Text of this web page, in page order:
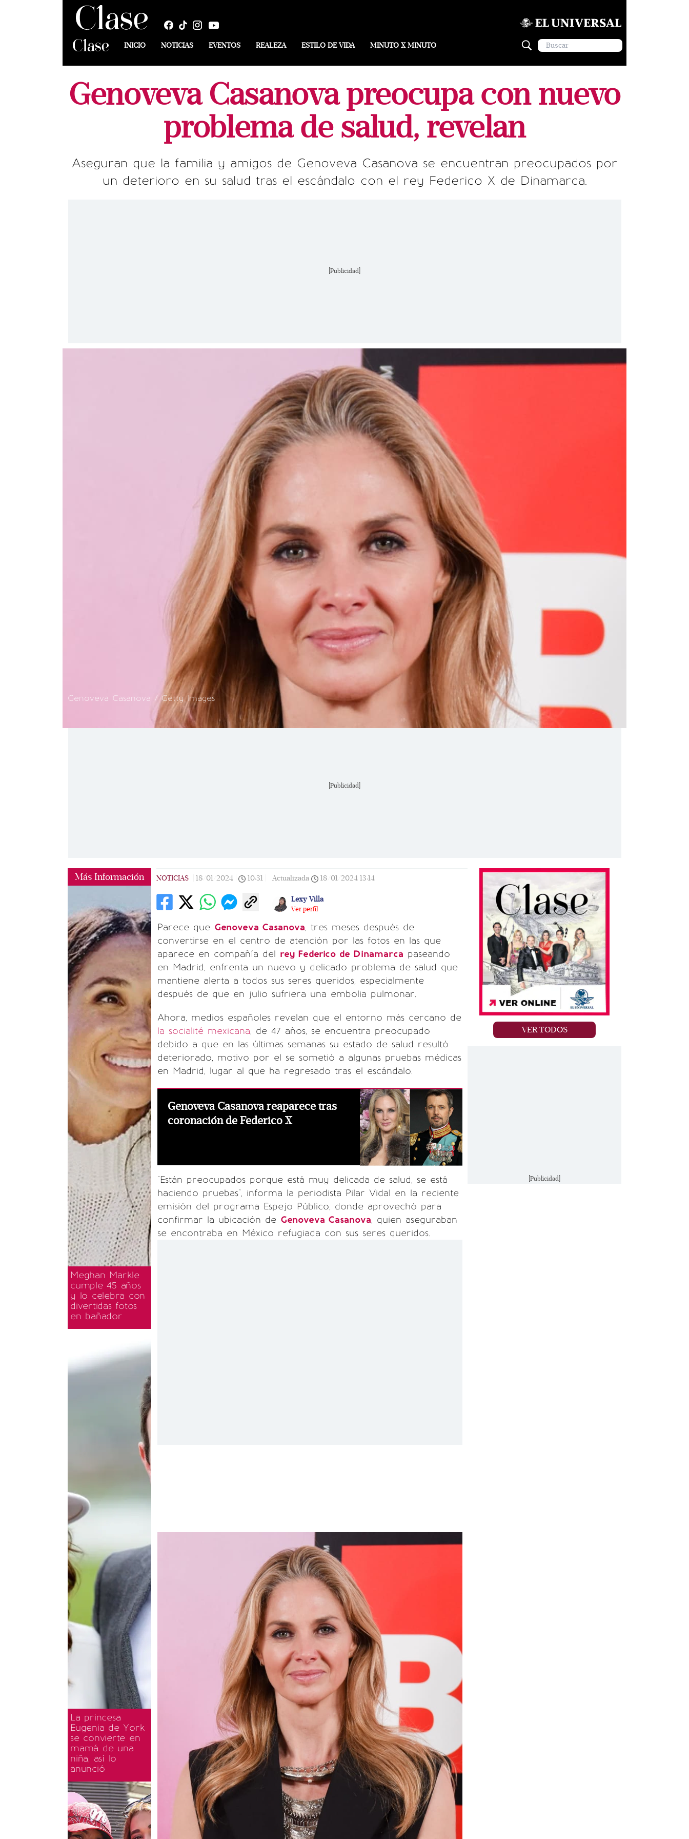
INICIO NOTICIAS EVENTOS REALEZA ESTILO DE VIDA MINUTO X MINUTO
Genoveva Casanova preocupa con nuevo
problema de salud, revelan
Aseguran que la familia y amigos de Genoveva Casanova se encuentran preocupados por
un deterioro en su salud tras el escándalo con el rey Federico X de Dinamarca.
[Publicidad]
Genoveva Casanova / Getty Images
[Publicidad]
Más Información
Meghan Markle
cumple 45 años
y lo celebra con
divertidas fotos
en bañador
La princesa
Eugenia de York
se convierte en
mamá de una
niña, así lo
anunció
NOTICIAS 18/01/2024 10:31 Actualizada 18/01/2024 13:14
Lexy Villa
Ver perfil
Parece que Genoveva Casanova, tres meses después de
convertirse en el centro de atención por las fotos en las que
aparece en compañía del rey Federico de Dinamarca paseando
en Madrid, enfrenta un nuevo y delicado problema de salud que
mantiene alerta a todos sus seres queridos, especialmente
después de que en julio sufriera una embolia pulmonar.
Ahora, medios españoles revelan que el entorno más cercano de
la socialité mexicana, de 47 años, se encuentra preocupado
debido a que en las últimas semanas su estado de salud resultó
deteriorado, motivo por el se sometió a algunas pruebas médicas
en Madrid, lugar al que ha regresado tras el escándalo.
Genoveva Casanova reaparece tras
coronación de Federico X
"Están preocupados porque está muy delicada de salud, se está
haciendo pruebas", informa la periodista Pilar Vidal en la reciente
emisión del programa Espejo Público, donde aprovechó para
confirmar la ubicación de Genoveva Casanova, quien aseguraban
se encontraba en México refugiada con sus seres queridos.
VER TODOS
[Publicidad]